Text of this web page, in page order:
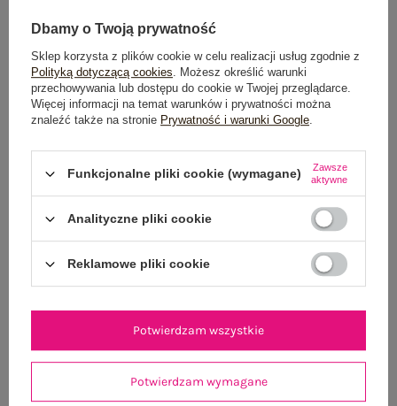
GŁÓWNE PARAMETRY
OPINIE O PRODUKCIE (2)
WYSYŁKA I DOSTAWA
ZWROTY I REKLAMACJE
OSTATNIO OGLĄDANE
Zobacz wszystko
Dbamy o Twoją prywatność
Sklep korzysta z plików cookie w celu realizacji usług zgodnie z
Polityką dotyczącą cookies. Możesz określić warunki
przechowywania lub dostępu do cookie w Twojej przeglądarce.
Więcej informacji na temat warunków i prywatności można
znaleźć także na stronie Prywatność i warunki Google.
Funkcjonalne pliki cookie (wymagane)
Zawsze
aktywne
Analityczne pliki cookie
Reklamowe pliki cookie
Potwierdzam wymagane
Potwierdzam wszystkie